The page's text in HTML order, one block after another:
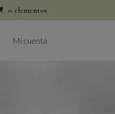
0 elementos
Mi cuenta